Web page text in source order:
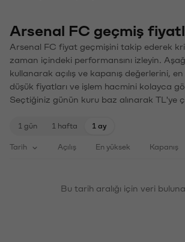
Arsenal FC geçmiş
Arsenal FC fiyat geçmişini takip ederek
zaman içindeki performansını izleyin.
kullanarak açılış ve kapanış değerlerini,
düşük fiyatları ve işlem hacmini kolayca
Seçtiğiniz günün kuru baz alınarak TL'ye
1 gün 1 hafta 1 ay
Tarih Açılış En yüksek Kapanış
Bu tarih aralığı için veri